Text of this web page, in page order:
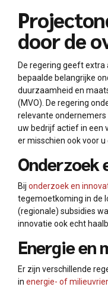
door de
De regering geeft
bepaalde belangrijke
duurzaamheid en
(MVO). De regering
relevante
uw bedrijf actief in een
er misschien ook voor u
Onderzoek
Bij onderzoek en
tegemoetkoming in de
(regionale) subsidies
innovatie ook echt
Energie en
Er zijn verschillende
in energie- of